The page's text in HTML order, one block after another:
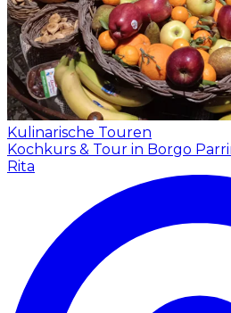
Kulinarische Touren
Kochkurs & Tour in Borgo
Rita